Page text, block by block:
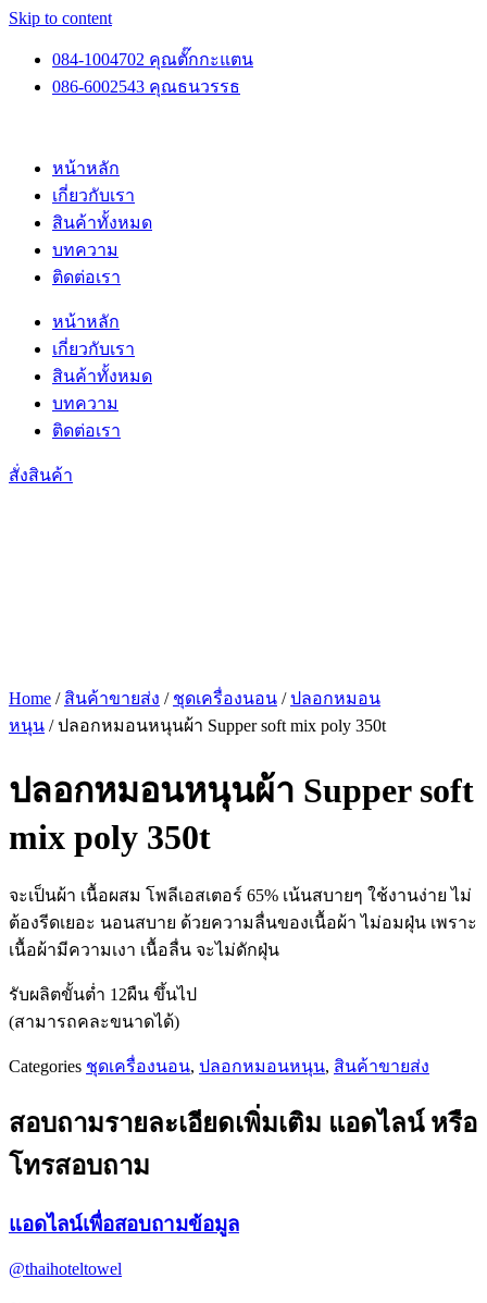
Skip to content
084-1004702 คุณตั๊กกะแตน
086-6002543 คุณธนวรรธ
หน้าหลัก
เกี่ยวกับเรา
สินค้าทั้งหมด
บทความ
ติดต่อเรา
หน้าหลัก
เกี่ยวกับเรา
สินค้าทั้งหมด
บทความ
ติดต่อเรา
สั่งสินค้า
Home / สินค้าขายส่ง / ชุดเครื่องนอน /ปลอกหมอน
หนุน / ปลอกหมอนหนุนผ้า Supper soft mix poly 350t
ปลอกหมอนหนุนผ้า Supper soft
mix poly 350t
จะเป็นผ้า เนื้อผสม โพลีเอสเตอร์ 65% เน้นสบายๆ ใช้งานง่าย ไม่
ต้องรีดเยอะ นอนสบาย ด้วยความลื่นของเนื้อผ้า ไม่อมฝุ่น เพราะ
เนื้อผ้ามีความเงา เนื้อลื่น จะไม่ดักฝุ่น
รับผลิตขั้นต่ำ 12ผืน ขึ้นไป
(สามารถคละขนาดได้)
Categories ชุดเครื่องนอน, ปลอกหมอนหนุน, สินค้าขายส่ง
สอบถามรายละเอียดเพิ่มเติม แอดไลน์ หรือ
โทรสอบถาม
แอดไลน์เพื่อสอบถามข้อมูล
@thaihoteltowel